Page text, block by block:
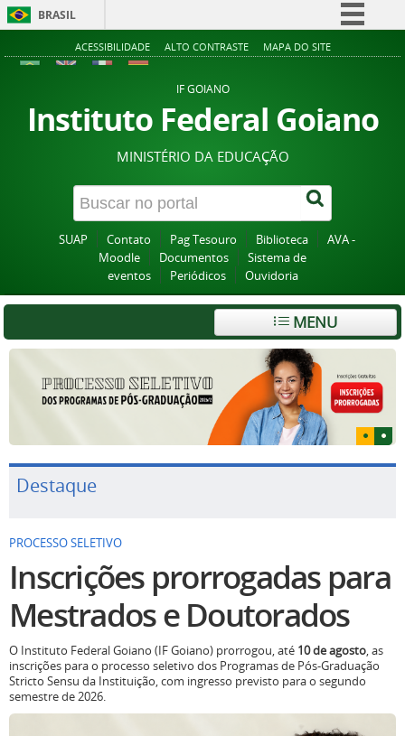
BRASIL
Simplifique!
Acesso à informação
Legislação
Canais
ACESSIBILIDADE ALTO CONTRASTE MAPA DO SITE
IF GOIANO
Instituto Federal Goiano
MINISTÉRIO DA EDUCAÇÃO
SUAP Contato Pag Tesouro Biblioteca
AVA -
Moodle
Documentos
Sistema de
eventos
Periódicos Ouvidoria
MENU
Destaque
PROCESSO SELETIVO
Inscrições prorrogadas para
Mestrados e Doutorados
O Instituto Federal Goiano (IF Goiano) prorrogou, até 10 de agosto, as
inscrições para o processo seletivo dos Programas de Pós-Graduação
Stricto Sensu da Instituição, com ingresso previsto para o segundo
semestre de 2026.